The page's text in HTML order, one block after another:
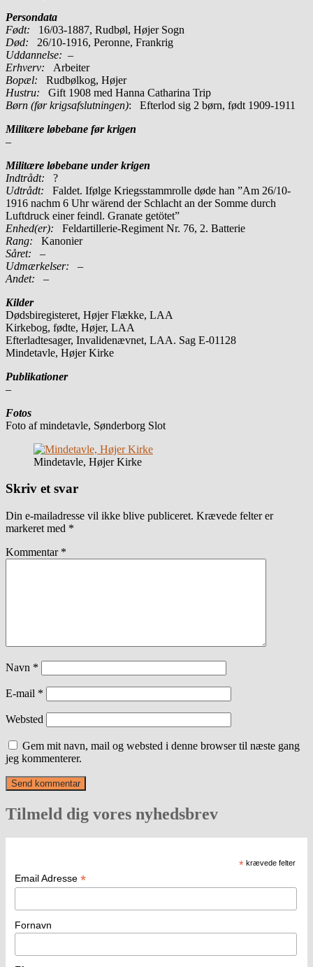
Persondata
Født: 16/03-1887, Rudbøl, Højer Sogn
Død: 26/10-1916, Peronne, Frankrig
Uddannelse: –
Erhverv: Arbeiter
Bopæl: Rudbølkog, Højer
Hustru: Gift 1908 med Hanna Catharina Trip
Børn (før krigsafslutningen): Efterlod sig 2 børn, født 1909-1911
Militære løbebane før krigen
–
Militære løbebane under krigen
Indtrådt: ?
Udtrådt: Faldet. Ifølge Kriegsstammrolle døde han ”Am 26/10-
1916 nachm 6 Uhr wärend der Schlacht an der Somme durch
Luftdruck einer feindl. Granate getötet”
Enhed(er):
Feldartillerie-Regiment Nr. 76, 2. Batterie
Rang:
Kanonier
Såret: –
Udmærkelser: –
Andet: –
Kilder
Dødsbiregisteret, Højer Flække, LAA
Kirkebog, fødte, Højer, LAA
Efterladtesager, Invalidenævnet, LAA. Sag E-01128
Mindetavle, Højer Kirke
Publikationer
–
Fotos
Foto af mindetavle, Sønderborg Slot
Mindetavle, Højer Kirke
Skriv et svar
Din e-mailadresse vil ikke blive publiceret. Krævede felter er
markeret med *
Kommentar *
Navn *
E-mail *
Websted
Gem mit navn, mail og websted i denne browser til næste gang
jeg kommenterer.
Tilmeld dig vores nyhedsbrev
* krævede felter
Email Adresse *
Fornavn